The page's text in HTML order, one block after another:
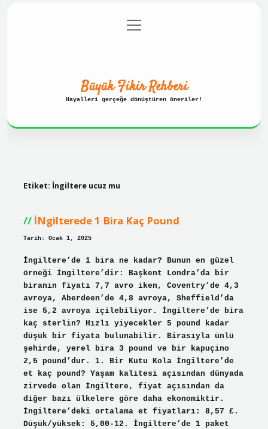
Gizlilik Politikası
menüyü
aç
Büyük Fikir Rehberi
Hayalleri gerçeğe dönüştüren öneriler!
Etiket: İngiltere ucuz mu
İNgilterede 1 Bira Kaç Pound
Tarih: Ocak 1, 2025
İngiltere’de 1 bira ne kadar? Bunun en güzel
örneği İngiltere’dir: Başkent Londra’da bir
biranın fiyatı 7,7 avro iken, Coventry’de 4,3
avroya, Aberdeen’de 4,8 avroya, Sheffield’da
ise 5,2 avroya içilebiliyor. İngiltere’de bira
kaç sterlin? Hızlı yiyecekler 5 pound kadar
düşük bir fiyata bulunabilir. Birasıyla ünlü
şehirde, yerel bira 3 pound ve bir kapuçino
2,5 pound’dur. 1. Bir Kutu Kola İngiltere’de
et kaç pound? Yaşam kalitesi açısından dünyada
zirvede olan İngiltere, fiyat açısından da
diğer bazı ülkelere göre daha ekonomiktir.
İngiltere’deki ortalama et fiyatları: 8,57 £.
Düşük/yüksek: 5,00-12. İngiltere’de 1 paket